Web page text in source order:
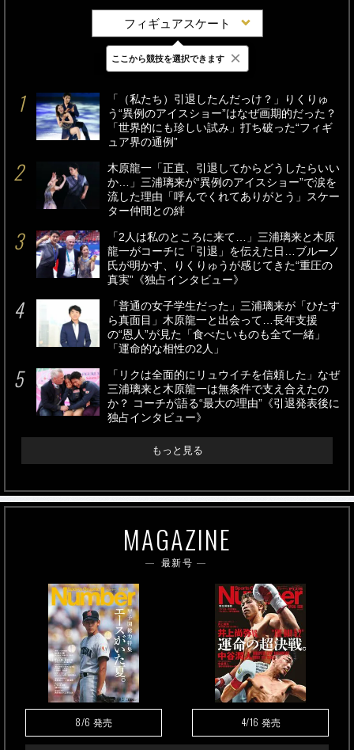
フィギュアスケート
最新 24時間 週間
「（私たち）引退したんだっけ？」りくりゅ
う“異例のアイスショー”はなぜ画期的だった？
「世界的にも珍しい試み」打ち破った“フィギ
ュア界の通例”
木原龍一「正直、引退してからどうしたらいい
か…」三浦璃来が“異例のアイスショー”で涙を
流した理由「呼んでくれてありがとう」スケー
ター仲間との絆
「2人は私のところに来て…」三浦璃来と木原
龍一がコーチに「引退」を伝えた日…ブルーノ
氏が明かす、りくりゅうが感じてきた“重圧の
真実”《独占インタビュー》
「普通の女子学生だった」三浦璃来が「ひたす
ら真面目」木原龍一と出会って…長年支援
の“恩人”が見た「食べたいものも全て一緒」
「運命的な相性の2人」
「リクは全面的にリュウイチを信頼した」なぜ
三浦璃来と木原龍一は無条件で支え合えたの
か？ コーチが語る“最大の理由”《引退発表後に
独占インタビュー》
もっと見る
MAGAZINE
最新号
8/6 発売 4/16 発売
ここから競技を選択できます ×